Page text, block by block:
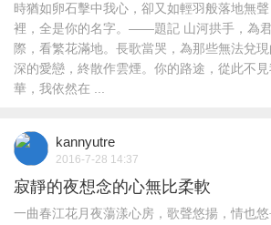
時猶如卵石擊中我心，卻又如輕羽般落地無
裡，全是你的名字。——題記 山河拱手，為
際，看繁花滿地。長歌當哭，為那些無法兌
深的愛戀，終散作雲煙。你的路途，從此不
華，我依然在 ...
kannyutre
2016-7-28 14:37
寂靜的夜想念的心無比柔軟
一曲春江花月夜蕩漾心房，歌聲悠揚，情也